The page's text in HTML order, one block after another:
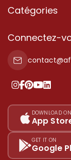
À Propos
Conditions
Politique de
Nos tarifs
Plan du site
Catégories
Propriété
Propriété à vendre
Propriété à louer
Ajoutez votre
Connectez-
DOWNLOAD
App
GET IT ON
Google